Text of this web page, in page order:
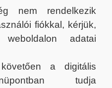
nem rendelkezik
fiókkal, kérjük,
adatai
a digitális
tudja